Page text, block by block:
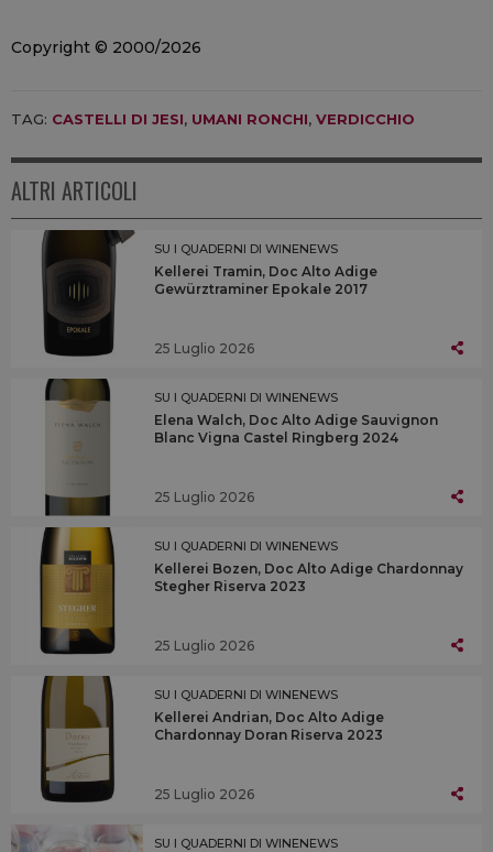
Copyright © 2000/2026
TAG: CASTELLI DI JESI, UMANI RONCHI, VERDICCHIO
ALTRI ARTICOLI
SU I QUADERNI DI WINENEWS
Kellerei Tramin, Doc Alto Adige
Gewürztraminer Epokale 2017
25 Luglio 2026
SU I QUADERNI DI WINENEWS
Elena Walch, Doc Alto Adige Sauvignon
Blanc Vigna Castel Ringberg 2024
25 Luglio 2026
SU I QUADERNI DI WINENEWS
Kellerei Bozen, Doc Alto Adige Chardonnay
Stegher Riserva 2023
25 Luglio 2026
SU I QUADERNI DI WINENEWS
Kellerei Andrian, Doc Alto Adige
Chardonnay Doran Riserva 2023
25 Luglio 2026
SU I QUADERNI DI WINENEWS